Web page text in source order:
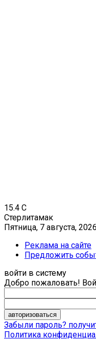
15.4 C
Стерлитамак
Пятница, 7 августа, 2026
Реклама на сайте
Предложить
войти в систему
Добро пожаловать!
Забыли пароль?
Политика